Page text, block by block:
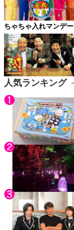
人気ランキング
ちゃちゃ入れマンデー